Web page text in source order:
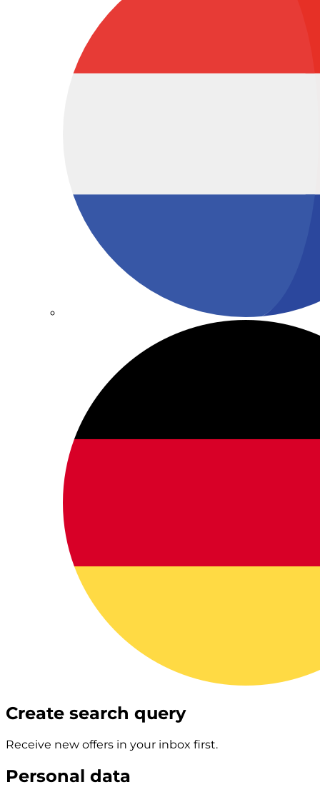
Create search query
Receive new offers in your inbox first.
Personal data